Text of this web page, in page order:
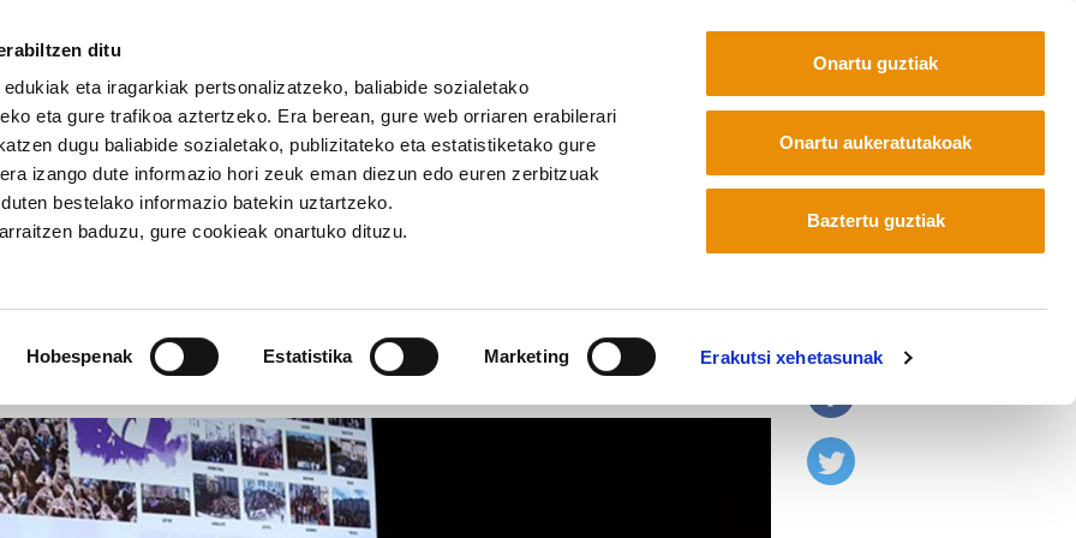
ditu
eta iragarkiak pertsonalizatzeko, baliabide sozialetako
eta gure trafikoa aztertzeko. Era berean, gure web orriaren erabilerari
dugu baliabide sozialetako, publizitateko eta estatistiketako gure
izango dute informazio hori zeuk eman diezun edo euren zerbitzuak
bestelako informazio batekin uztartzeko.
baduzu, gure cookieak onartuko dituzu.
Hobespenak Estatistika Marketing Erakutsi xehetasunak
Onartu guztiak
Onartu aukeratutakoak
Baztertu guztiak
%99aren aldeko feminismoa izan nahi du
aldeko feminismoa izan nahi du